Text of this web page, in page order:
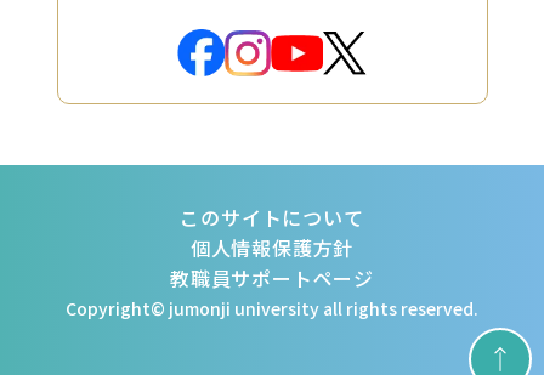
Copyright© jumonji university all rights reserved.
このサイトについて
個人情報保護方針
教職員サポートページ